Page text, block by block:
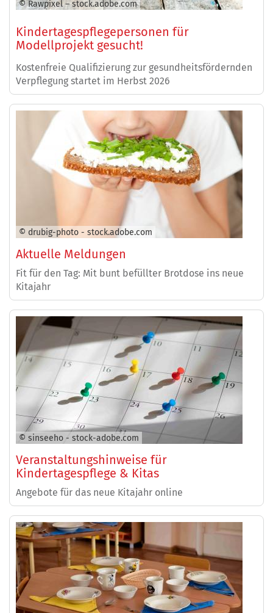
© Rawpixel – stock.adobe.com
Kindertagespflegepersonen für
Modellprojekt gesucht!
Kostenfreie Qualifizierung zur gesundheitsfördernden
Verpflegung startet im Herbst 2026
© drubig-photo - stock.adobe.com
Aktuelle Meldungen
Fit für den Tag: Mit bunt befüllter Brotdose ins neue
Kitajahr
© sinseeho - stock-adobe.com
Veranstaltungshinweise für
Kindertagespflege & Kitas
Angebote für das neue Kitajahr online